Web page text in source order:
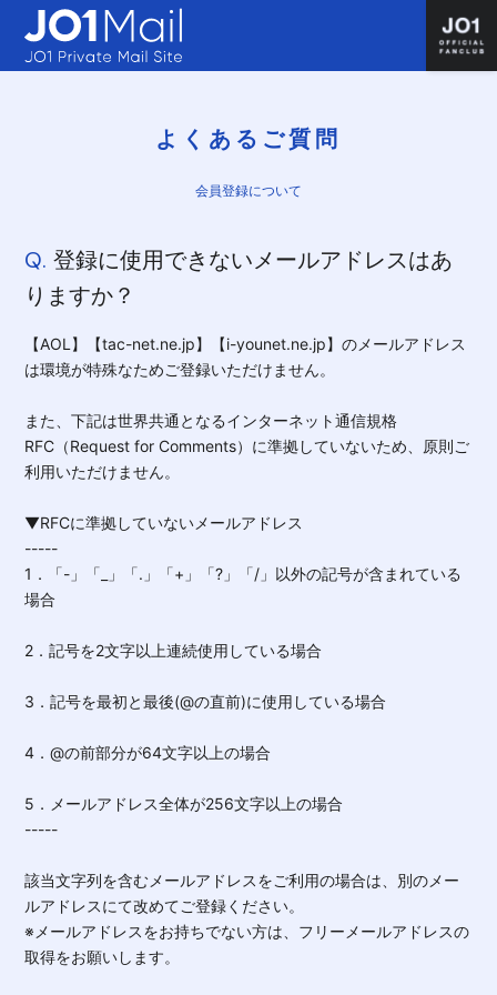
よくあるご質問
会員登録について
Q. 登録に使用できないメールアドレスはあ
りますか？
【AOL】【tac-net.ne.jp】【i-younet.ne.jp】のメールアドレス
は環境が特殊なためご登録いただけません。
また、下記は世界共通となるインターネット通信規格
RFC（Request for Comments）に準拠していないため、原則ご
利用いただけません。
▼RFCに準拠していないメールアドレス
-----
1．「-」「_」「.」「+」「?」「/」以外の記号が含まれている
場合
2．記号を2文字以上連続使用している場合
3．記号を最初と最後(@の直前)に使用している場合
4．@の前部分が64文字以上の場合
5．メールアドレス全体が256文字以上の場合
-----
該当文字列を含むメールアドレスをご利用の場合は、別のメー
ルアドレスにて改めてご登録ください。
※メールアドレスをお持ちでない方は、フリーメールアドレスの
取得をお願いします。